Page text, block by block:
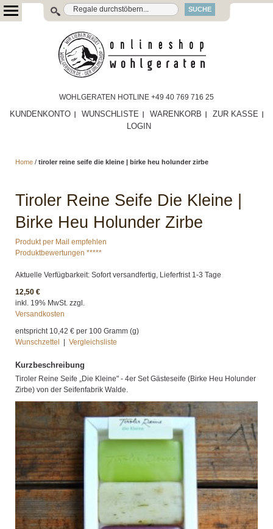
SUCHE
WOHLGERATEN HOTLINE +49 40 769 716 25
KUNDENKONTO WUNSCHLISTE WARENKORB
ZUR KASSE
LOGIN
Home / tiroler reine seife die kleine | birke heu holunder zirbe
Tiroler Reine Seife Die Kleine |
Birke Heu Holunder Zirbe
Produkt per Mail empfehlen
Produktbewertungen *****
Aktuelle Verfügbarkeit: Sofort versandfertig, Lieferfrist 1-3 Tage
12,50 €
inkl. 19% MwSt. zzgl.
Versandkosten
entspricht 10,42 € per 100 Gramm (g)
Wunschzettel
Vergleichsliste
Kurzbeschreibung
Tiroler Reine Seife „Die Kleine" - 4er Set Gästeseife (Birke Heu Holunder
Zirbe) von der Seifenfabrik Walde.